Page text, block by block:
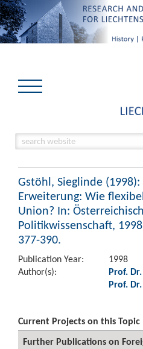
Gstöhl, Sieglinde
Erweiterung: Wie
Union? In:
Politikwissenschaft,
377-390.
Publication Year:
1998
Author(s):
Prof.
Prof.
Current Projects on this Topic
Further Publications on